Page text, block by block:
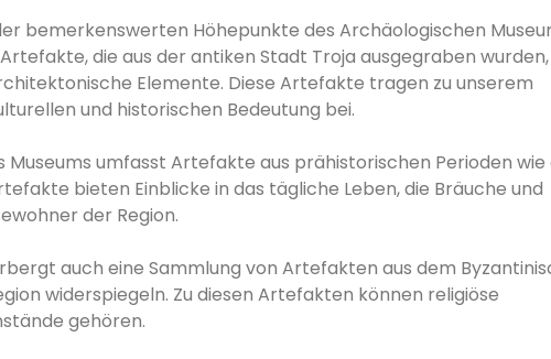
bemerkenswerten Höhepunkte des Archäologischen
die aus der antiken Stadt Troja ausgegraben wurden,
Elemente. Diese Artefakte tragen zu unserem
und historischen Bedeutung bei.
umfasst Artefakte aus prähistorischen Perioden wie
bieten Einblicke in das tägliche Leben, die Bräuche und
der Region.
auch eine Sammlung von Artefakten aus dem
widerspiegeln. Zu diesen Artefakten können religiöse
gehören.